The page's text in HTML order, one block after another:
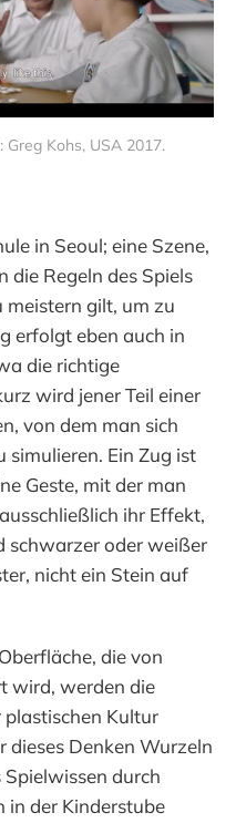
Greg Kohs, USA 2017.
in Seoul; eine Szene,
die Regeln des Spiels
meistern gilt, um zu
erfolgt eben auch in
die richtige
wird jener Teil einer
von dem man sich
simulieren. Ein Zug ist
Geste, mit der man
ihr Effekt,
schwarzer oder weißer
nicht ein Stein auf
die von
wird, werden die
plastischen Kultur
Denken Wurzeln
durch
in der Kinderstube